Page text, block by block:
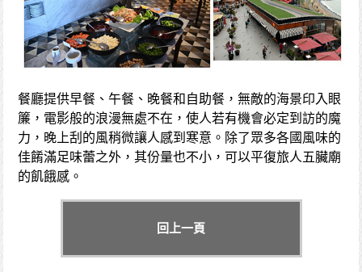
餐廳提供早餐、午餐、晚餐和自助餐，無敵的海景印入眼
簾，電影般的浪漫無處不在，使人若有機會必定到訪的魔
力，晚上刮的風稍微讓人感到寒意。除了眾多各國風味的
佳餚滿足味蕾之外，其份量也不小，可以平復旅人五臟廟
的飢餓感。
回上一頁